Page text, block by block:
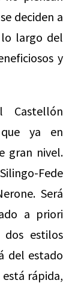
deciden a
largo del
y
Castellón
ya en
gran nivel.
Fede
Será
a priori
dos estilos
del estado
rápida,